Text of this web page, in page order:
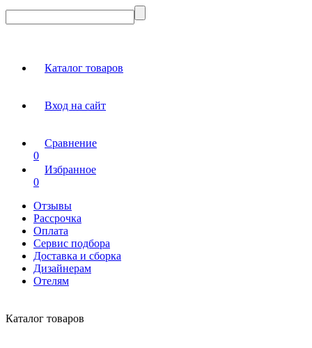
Каталог товаров
Вход на сайт
Сравнение
0
Избранное
0
Отзывы
Рассрочка
Оплата
Сервис подбора
Доставка и сборка
Дизайнерам
Отелям
Каталог товаров